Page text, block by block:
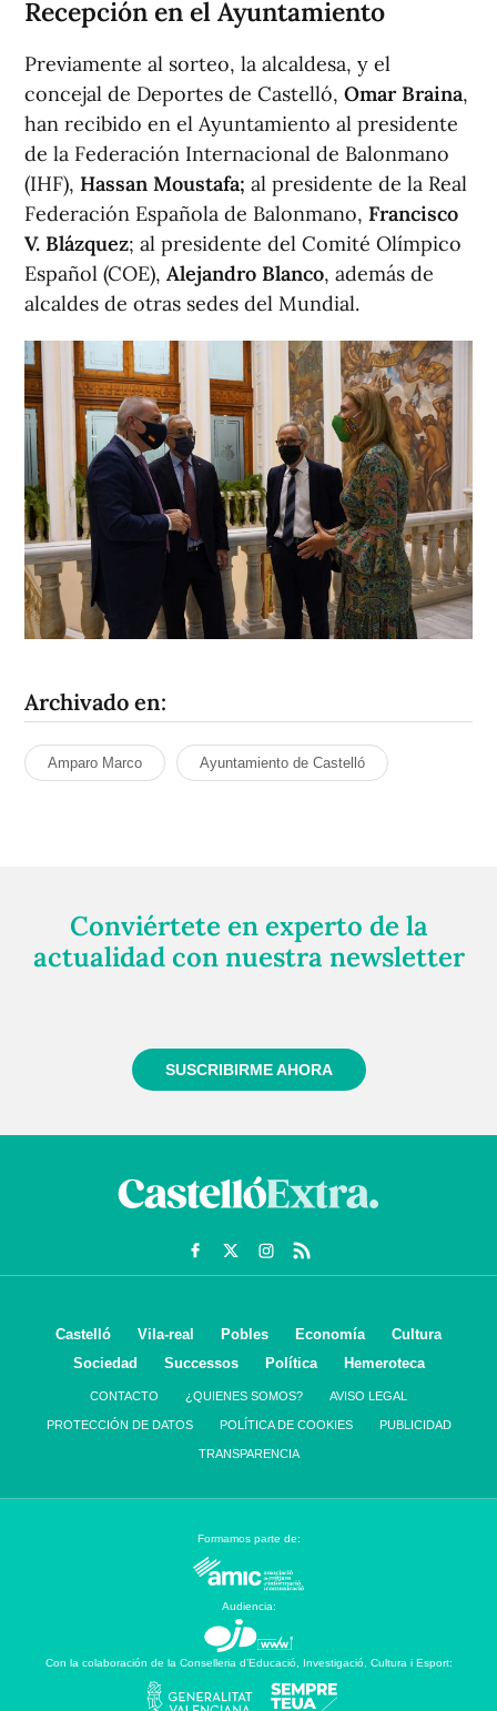
Recepción en el Ayuntamiento
Previamente al sorteo, la alcaldesa, y el
concejal de Deportes de Castelló, Omar Braina,
han recibido en el Ayuntamiento al presidente
de la Federación Internacional de Balonmano
(IHF), Hassan Moustafa; al presidente de la Real
Federación Española de Balonmano, Francisco
V. Blázquez; al presidente del Comité Olímpico
Español (COE), Alejandro Blanco, además de
alcaldes de otras sedes del Mundial.
Archivado en:
Amparo Marco Ayuntamiento de Castelló
Conviértete en experto de la
actualidad con nuestra newsletter
SUSCRIBIRME AHORA
Castelló Vila-real Pobles Economía
Cultura
Sociedad
Successos Política Hemeroteca
CONTACTO ¿QUIENES SOMOS? AVISO LEGAL
PROTECCIÓN DE DATOS POLÍTICA DE COOKIES PUBLICIDAD
TRANSPARENCIA
Formamos parte de:
Audiencia:
Con la colaboración de la Conselleria d’Educació, Investigació, Cultura i Esport: